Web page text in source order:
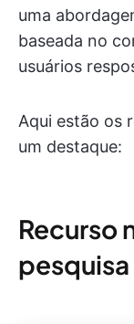
uma
baseada no
usuários
Aqui estão os
um destaque:
Recurso